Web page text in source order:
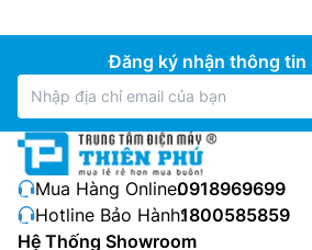
gian thực bằng trí tuệ nhân tạo.
Nâng tầm cảm xúc bằng
thanh chân thật
Với sự kết hợp giữa hình ảnh Dolby
thanh Dolby Atmos mang đến trải
cao. Biến chiếctivi Toshiba85 inch
thành trung tâm giải trí tại gia, nơi
Đăng ký nhận thông tin
Mua Hàng Online:0918969699
Hotline Bảo Hành:1800585859
Hệ Thống Showroom